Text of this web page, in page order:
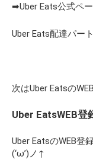
➡Uber Eats公式ペ
Uber Eats配達パー
次はUber Eatsの
Uber EatsWEB
Uber EatsのWEB登
(‘ω’)ノ↑